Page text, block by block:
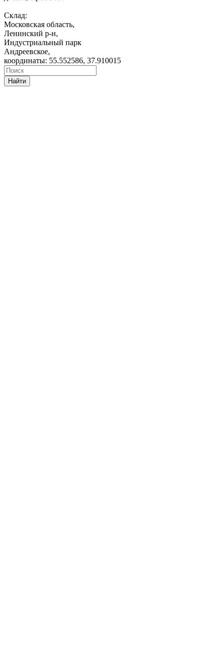
Склад:
Московская область,
Ленинский р-н,
Индустриальный парк
Андреевское,
координаты: 55.552586, 37.910015
Найти